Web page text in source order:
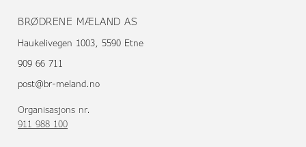
BRØDRENE MÆLAND AS
Haukelivegen 1003, 5590 Etne
909 66 711
post@br-meland.no
Organisasjons nr.
911 988 100